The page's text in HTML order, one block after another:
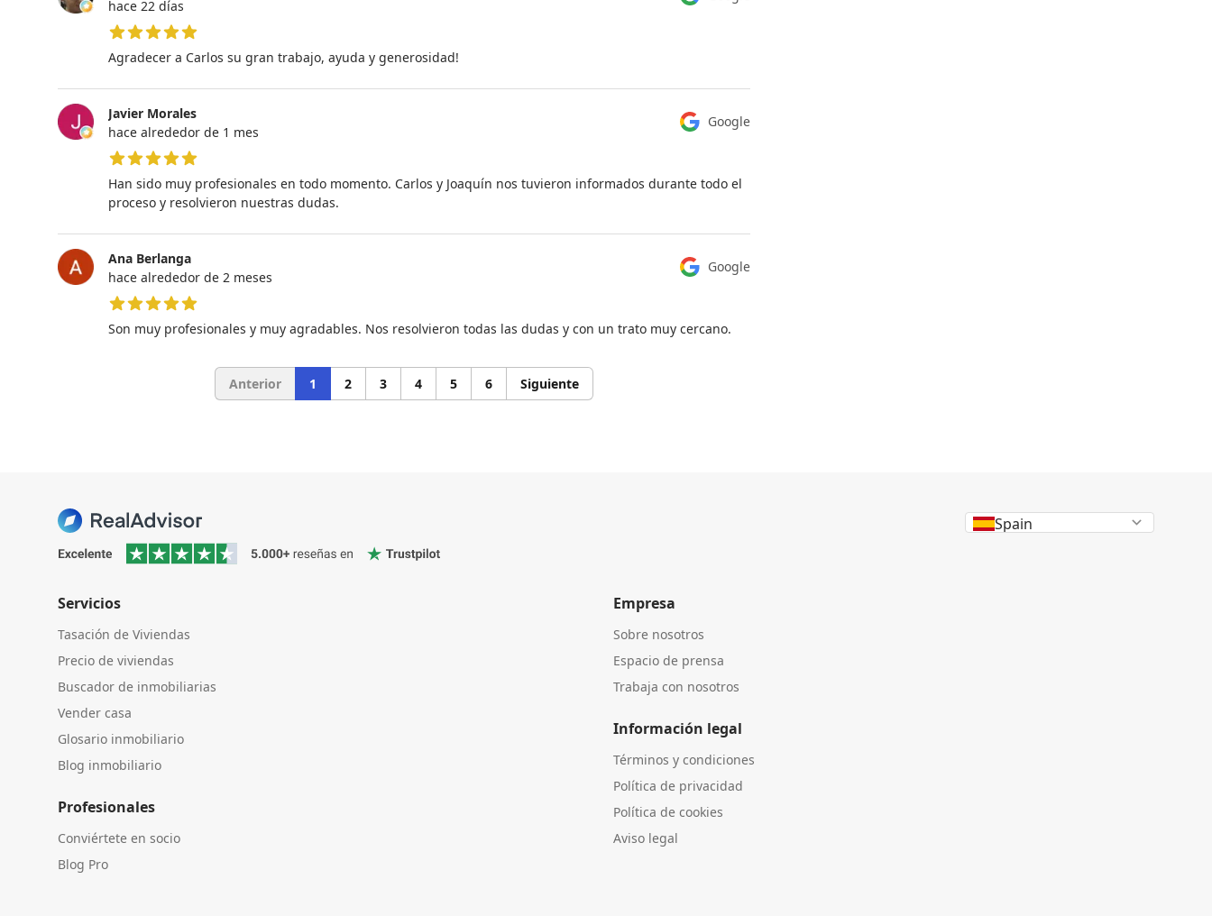
hace 22 días
5 de 5 estrellas
Agradecer a Carlos su gran trabajo, ayuda y generosidad!
Google
Javier Morales
hace alrededor de 1 mes
5 de 5 estrellas
Han sido muy profesionales en todo momento. Carlos y Joaquín nos tuvieron informados durante todo el
proceso y resolvieron nuestras dudas.
Google
Ana Berlanga
hace alrededor de 2 meses
5 de 5 estrellas
Son muy profesionales y muy agradables. Nos resolvieron todas las dudas y con un trato muy cercano.
Anterior 1 2 3 4 5 6 Siguiente
Spain
Servicios
Tasación de Viviendas
Precio de viviendas
Buscador de inmobiliarias
Vender casa
Glosario inmobiliario
Blog inmobiliario
Profesionales
Conviértete en socio
Blog Pro
Empresa
Sobre nosotros
Espacio de prensa
Trabaja con nosotros
Información legal
Términos y condiciones
Política de privacidad
Política de cookies
Aviso legal